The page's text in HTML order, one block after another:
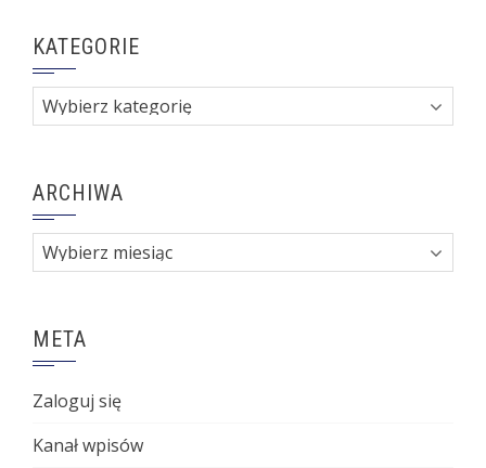
KATEGORIE
Kategorie
ARCHIWA
Archiwa
META
Zaloguj się
Kanał wpisów